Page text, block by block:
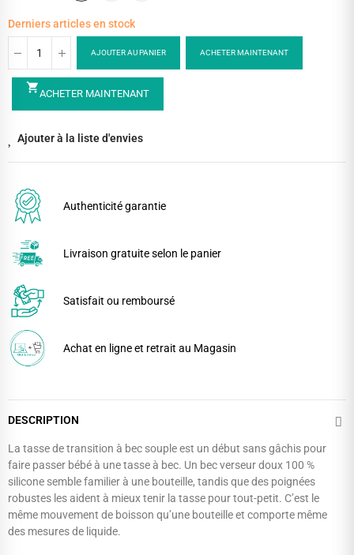
Derniers articles en stock
AJOUTER AU PANIER ACHETER MAINTENANT
shopping_cartACHETER MAINTENANT
Ajouter à la liste d'envies
Authenticité garantie
Livraison gratuite selon le panier
Satisfait ou remboursé
Achat en ligne et retrait au Magasin
DESCRIPTION
La tasse de transition à bec souple est un début sans gâchis pour
faire passer bébé à une tasse à bec. Un bec verseur doux 100 %
silicone semble familier à une bouteille, tandis que des poignées
robustes les aident à mieux tenir la tasse pour tout-petit. C’est le
même mouvement de boisson qu’une bouteille et comporte même
des mesures de liquide.